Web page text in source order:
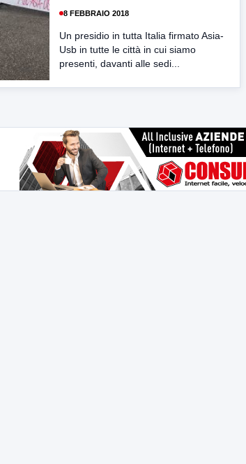
8 FEBBRAIO 2018
Un presidio in tutta Italia firmato Asia-
Usb in tutte le città in cui siamo
presenti, davanti alle sedi...